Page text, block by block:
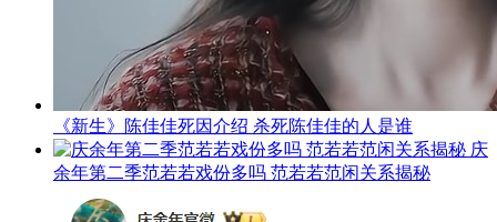
《新生》陈佳佳死因介绍 杀死陈佳佳的人是谁
庆
余年第二季范若若戏份多吗 范若若范闲关系揭秘